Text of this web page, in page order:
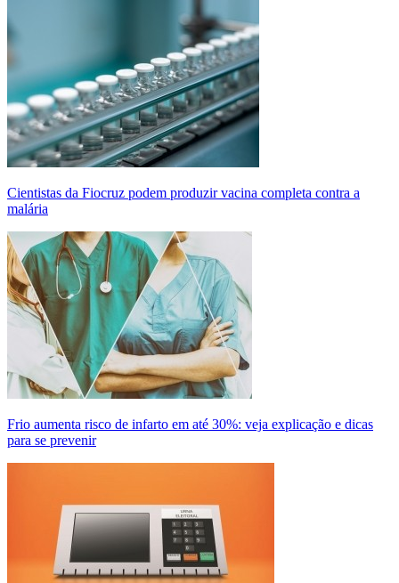
Cientistas da Fiocruz podem produzir vacina completa contra a
malária
Frio aumenta risco de infarto em até 30%: veja explicação e dicas
para se prevenir